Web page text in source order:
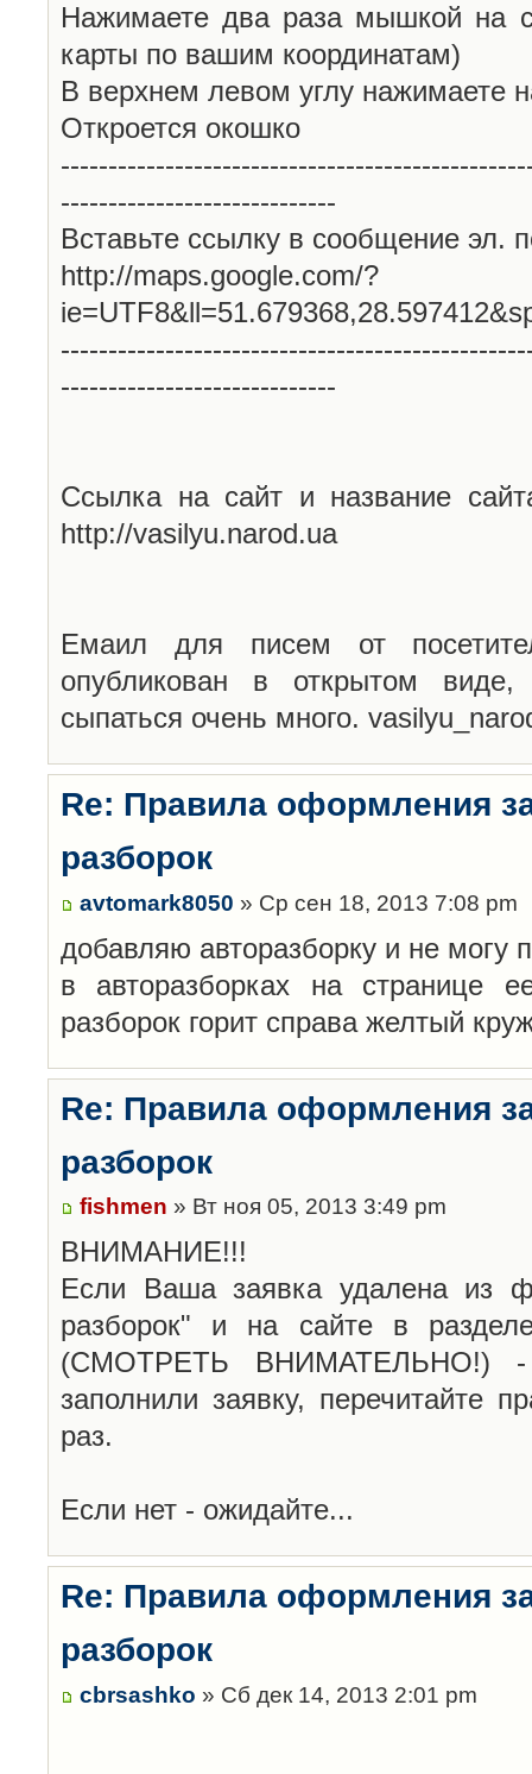
Нажимаете два раза мышкой на
карты по вашим координатам)
В верхнем левом углу нажимаете
Откроется окошко
-----------------------------
Вставьте ссылку в сообщение эл.
http://maps.google.com/?
-----------------------------
Ссылка на сайт и название
http://vasilyu.narod.ua
Емаил для писем от
опубликован в открытом
сыпаться очень много.
Re: Правила оформления
разборок
avtomark8050 » Ср сен 18, 2013 7:08 pm
добавляю авторазборку и не могу
в авторазборках на странице
разборок горит справа желтый
Re: Правила оформления
разборок
fishmen » Вт ноя 05, 2013 3:49 pm
ВНИМАНИЕ!!!
Если Ваша заявка удалена из
разборок" и на сайте в
(СМОТРЕТЬ ВНИМАТЕЛЬНО!)
заполнили заявку, перечитайте
раз.
Если нет - ожидайте...
Re: Правила оформления
разборок
cbrsashko » Сб дек 14, 2013 2:01 pm